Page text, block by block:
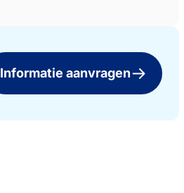
Informatie aanvragen